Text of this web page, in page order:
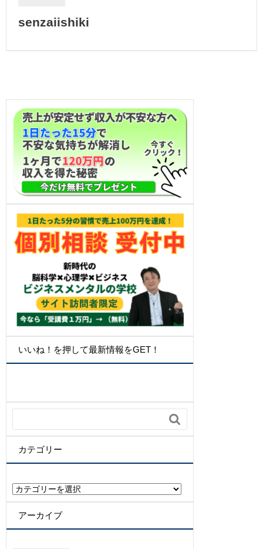
senzaiishiki
いいね！を押して最新情報をGET！

カテゴリー
カ
テ
ゴ
リ
アーカイブ